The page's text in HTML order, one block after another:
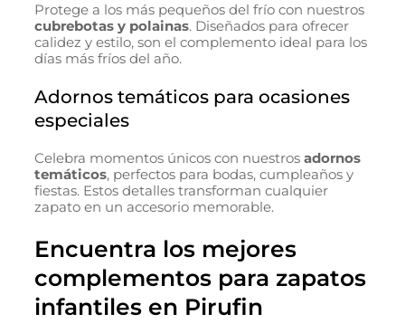
Protege a los más pequeños del frío con nuestros
cubrebotas y polainas. Diseñados para ofrecer
calidez y estilo, son el complemento ideal para los
días más fríos del año.
Adornos temáticos para ocasiones
especiales
Celebra momentos únicos con nuestros adornos
temáticos, perfectos para bodas, cumpleaños y
fiestas. Estos detalles transforman cualquier
zapato en un accesorio memorable.
Encuentra los mejores
complementos para zapatos
infantiles en Pirufin